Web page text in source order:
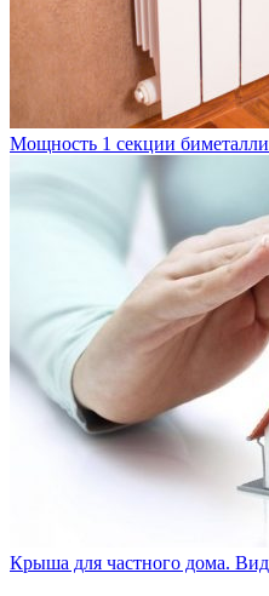
Мощность 1 секции
Крыша для частного дома.